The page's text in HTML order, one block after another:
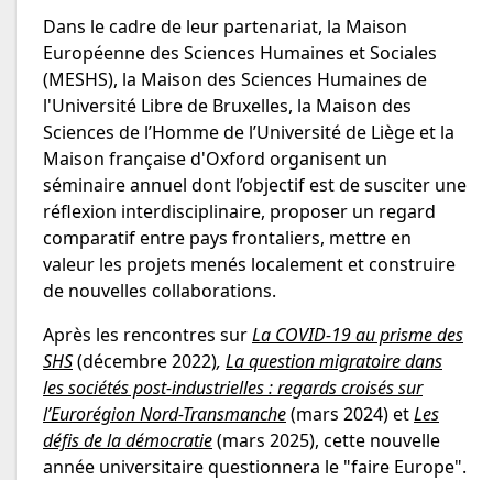
Dans le cadre de leur partenariat, la Maison
Européenne des Sciences Humaines et Sociales
(MESHS), la Maison des Sciences Humaines de
l'Université Libre de Bruxelles, la Maison des
Sciences de l’Homme de l’Université de Liège et la
Maison française d'Oxford organisent un
séminaire annuel dont l’objectif est de susciter une
réflexion interdisciplinaire, proposer un regard
comparatif entre pays frontaliers, mettre en
valeur les projets menés localement et construire
de nouvelles collaborations.
Après les rencontres surLa COVID-19 au prisme des
SHS(décembre 2022), La question migratoire dans
les sociétés post-industrielles : regards croisés sur
l’Eurorégion Nord-Transmanche(mars 2024) etLes
défis de la démocratie(mars 2025), cette nouvelle
année universitaire questionnera le "faire Europe".